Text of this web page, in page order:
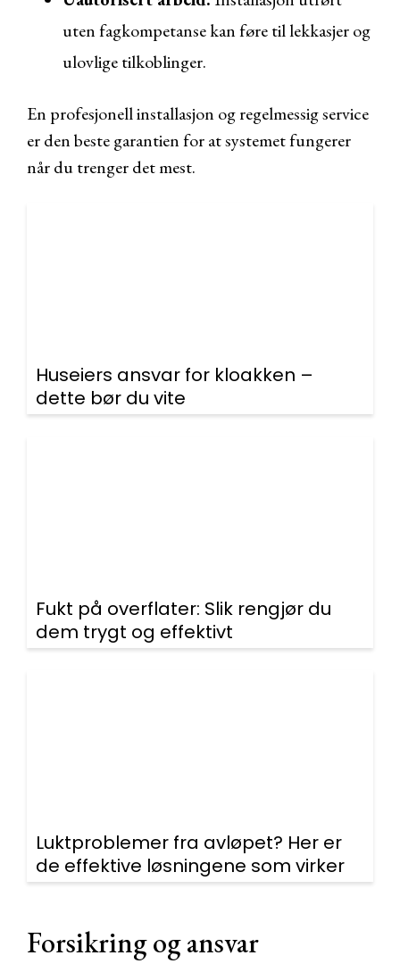
uten fagkompetanse kan føre til lekkasjer og
ulovlige tilkoblinger.
En profesjonell installasjon og regelmessig service
er den beste garantien for at systemet fungerer
når du trenger det mest.
Huseiers ansvar for kloakken –
dette bør du vite
Fukt på overflater: Slik rengjør du
dem trygt og effektivt
Luktproblemer fra avløpet? Her er
de effektive løsningene som virker
Forsikring og ansvar